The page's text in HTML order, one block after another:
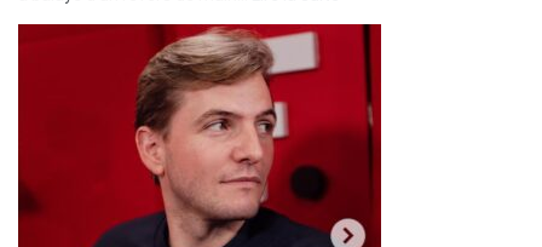
d’alliance
secrète